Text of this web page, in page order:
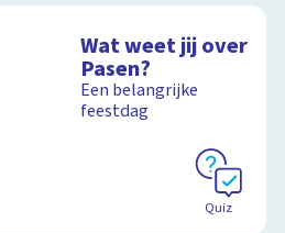
Wat weet jij over
Pasen?
Een belangrijke
feestdag
Quiz